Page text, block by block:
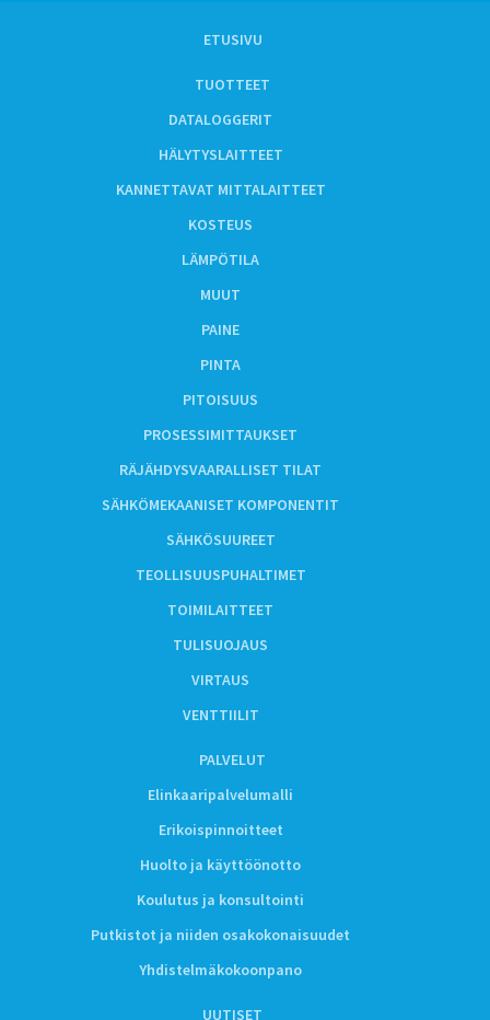
ETUSIVU
TUOTTEET
DATALOGGERIT
HÄLYTYSLAITTEET
KANNETTAVAT MITTALAITTEET
KOSTEUS
LÄMPÖTILA
MUUT
PAINE
PINTA
PITOISUUS
PROSESSIMITTAUKSET
RÄJÄHDYSVAARALLISET TILAT
SÄHKÖMEKAANISET KOMPONENTIT
SÄHKÖSUUREET
TEOLLISUUSPUHALTIMET
TOIMILAITTEET
TULISUOJAUS
VIRTAUS
VENTTIILIT
PALVELUT
Elinkaaripalvelumalli
Erikoispinnoitteet
Huolto ja käyttöönotto
Koulutus ja konsultointi
Putkistot ja niiden osakokonaisuudet
Yhdistelmäkokoonpano
UUTISET